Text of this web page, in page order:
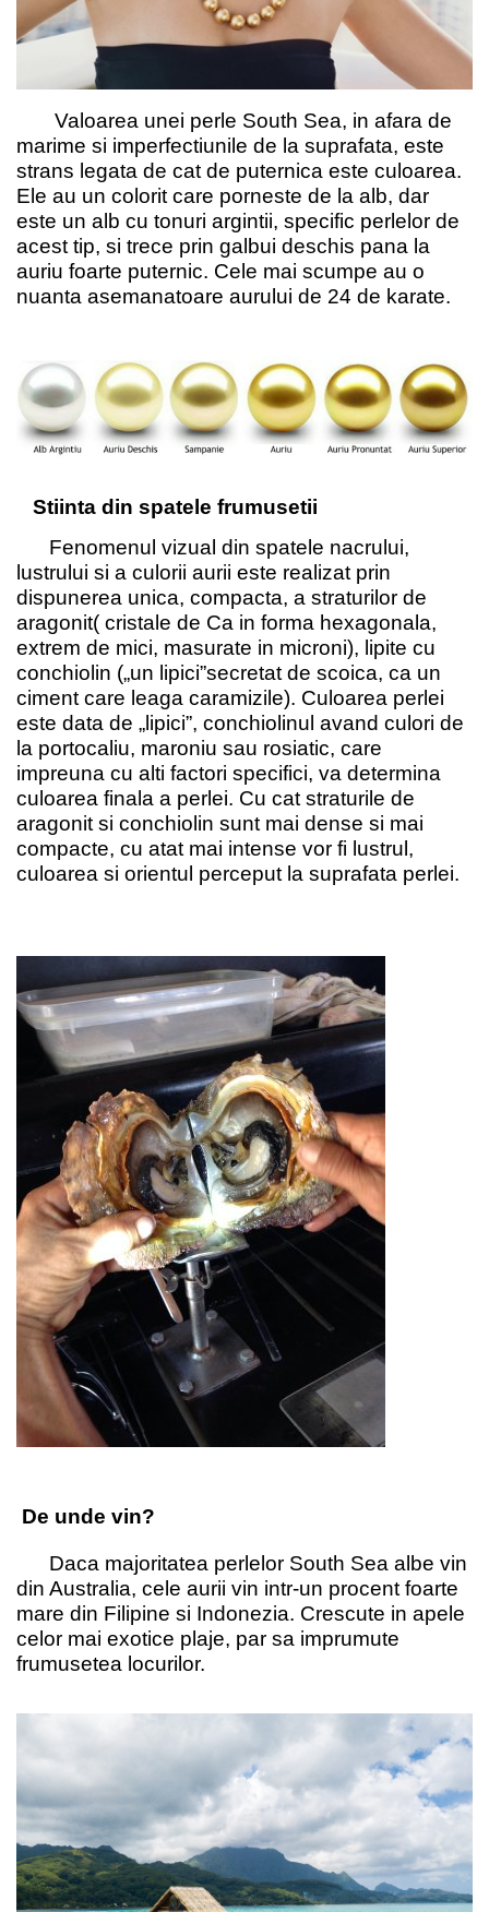
Valoarea unei perle South Sea, in afara de
marime si imperfectiunile de la suprafata, este
strans legata de cat de puternica este culoarea.
Ele au un colorit care porneste de la alb, dar
este un alb cu tonuri argintii, specific perlelor de
acest tip, si trece prin galbui deschis pana la
auriu foarte puternic. Cele mai scumpe au o
nuanta asemanatoare aurului de 24 de karate.
Stiinta din spatele frumusetii
Fenomenul vizual din spatele nacrului,
lustrului si a culorii aurii este realizat prin
dispunerea unica, compacta, a straturilor de
aragonit( cristale de Ca in forma hexagonala,
extrem de mici, masurate in microni), lipite cu
conchiolin („un lipici”secretat de scoica, ca un
ciment care leaga caramizile). Culoarea perlei
este data de „lipici”, conchiolinul avand culori de
la portocaliu, maroniu sau rosiatic, care
impreuna cu alti factori specifici, va determina
culoarea finala a perlei. Cu cat straturile de
aragonit si conchiolin sunt mai dense si mai
compacte, cu atat mai intense vor fi lustrul,
culoarea si orientul perceput la suprafata perlei.
De unde vin?
Daca majoritatea perlelor South Sea albe vin
din Australia, cele aurii vin intr-un procent foarte
mare din Filipine si Indonezia. Crescute in apele
celor mai exotice plaje, par sa imprumute
frumusetea locurilor.